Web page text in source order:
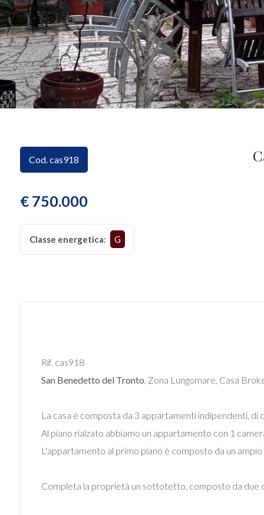
Cod. cas918
€ 750.000
Classe energetica: G
Rif. cas918
San Benedetto del Tronto, Zona Lungomare, Casa
La casa è composta da 3 appartamenti indipendenti, di
Al piano rialzato abbiamo un appartamento con 1
L'appartamento al primo piano è composto da un
Completa la proprietà un sottotetto, composto da due
CONTATTI
Provincia
Comune
Tipologia
Terreni